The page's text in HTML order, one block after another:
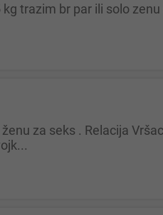
kg trazim br par ili solo